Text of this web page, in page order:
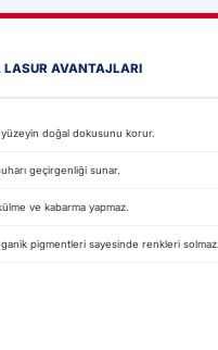
LASUR AVANTAJLARI
yüzeyin doğal dokusunu korur.
geçirgenliği sunar.
ve kabarma yapmaz.
pigmentleri sayesinde renkleri solmaz.